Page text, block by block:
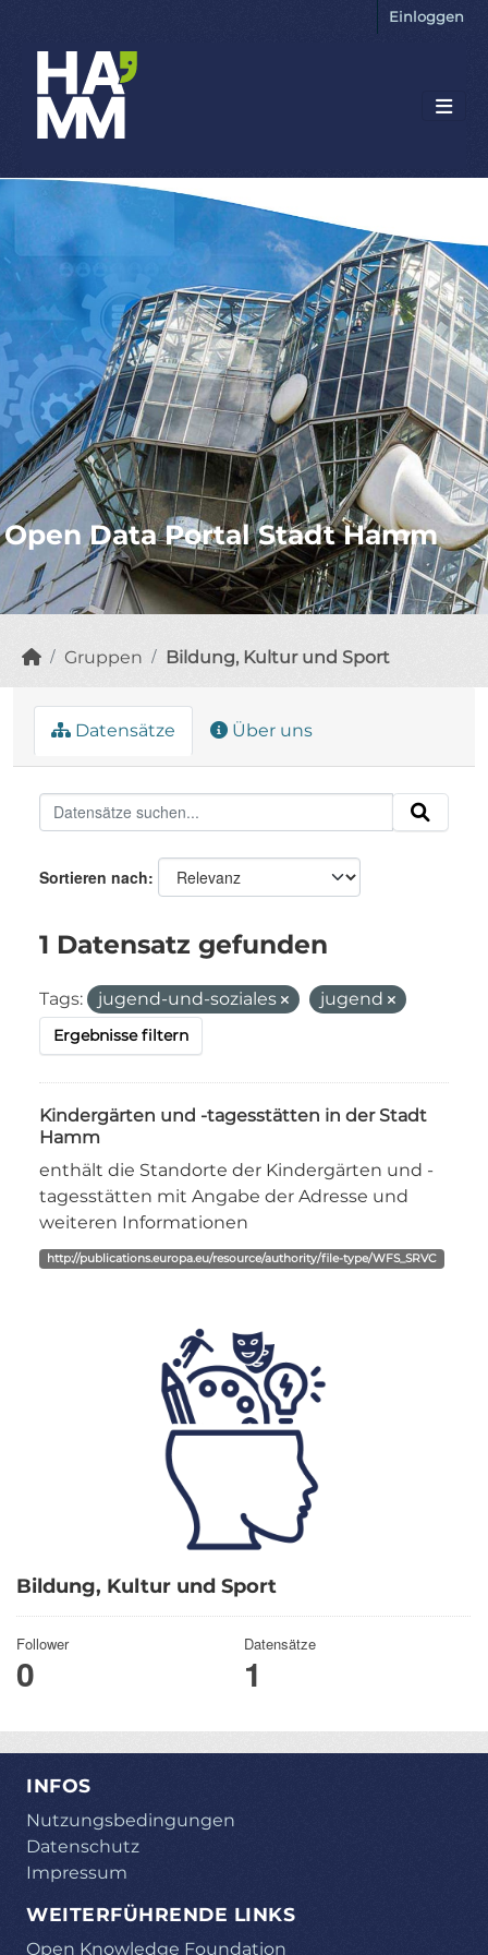
Einloggen
Open Data Portal Stadt Hamm
Gruppen Bildung, Kultur und Sport
Bildung, Kultur und Sport
Follower
0
Datensätze
1
Datensätze Über uns
Sortieren nach
1 Datensatz gefunden
Tags: jugend-und-soziales jugend
Ergebnisse filtern
Kindergärten und -tagesstätten in der Stadt
Hamm
enthält die Standorte der Kindergärten und -
tagesstätten mit Angabe der Adresse und
weiteren Informationen
http://publications.europa.eu/resource/authority/file-type/WFS_SRVC
INFOS
Nutzungsbedingungen
Datenschutz
Impressum
WEITERFÜHRENDE LINKS
Open Knowledge Foundation